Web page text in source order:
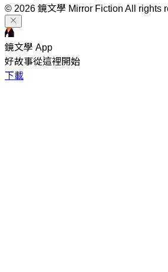
© 2026 鏡文學 Mirror Fiction All rights
鏡文學 App
好故事從這裡開始
下載